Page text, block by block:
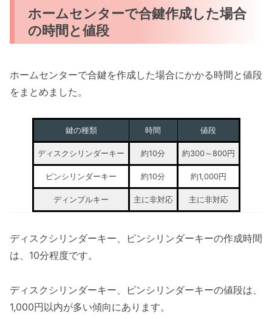
ホームセンターで合鍵作成した場合
の時間と値段
ホームセンターで合鍵を作成した場合にかかる時間と値段
をまとめました。
鍵の種類 時間 値段
ディスクシリンダーキー 約10分 約300～800円
ピンシリンダーキー 約10分 約1,000円
ディンプルキー 主に非対応 主に非対応
ディスクシリンダーキー、ピンシリンダーキーの作成時間
は、10分程度です。
ディスクシリンダーキー、ピンシリンダーキーの値段は、
1,000円以内が多い傾向にあります。